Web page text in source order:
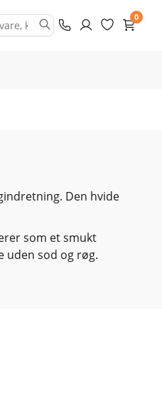
0
Den hvide
som et smukt
uden sod og røg.